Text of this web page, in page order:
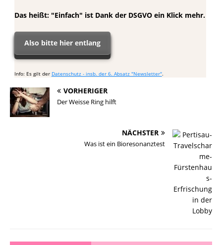
Das heißt: "Einfach" ist Dank der DSGVO ein Klick mehr.
Also bitte hier entlang
Info: Es gilt der Datenschutz - insb. der 6. Absatz "Newsletter".
VORHERIGER
Der Weisse Ring hilft
NÄCHSTER
Was ist ein Bioresonanztest